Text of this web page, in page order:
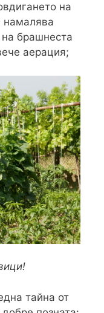
на
намалява
на брашнеста
аерация;
тайна от